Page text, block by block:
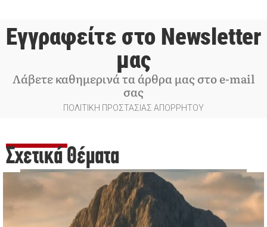
Εγγραφείτε στο Newsletter
μας
Λάβετε καθημερινά τα άρθρα μας στο e-mail
σας
ΠΟΛΙΤΙΚΗ ΠΡΟΣΤΑΣΙΑΣ ΑΠΟΡΡΗΤΟΥ
Σχετικά Θέματα